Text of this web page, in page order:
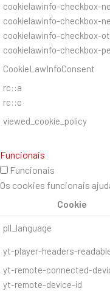
cookielawinfo-checkbox-
cookielawinfo-checkbox-
cookielawinfo-checkbox-
cookielawinfo-checkbox-
CookieLawInfoConsent
rc::a
rc::c
viewed_cookie_policy
Funcionais
Funcionais
Os cookies funcionais
Cookie
pll_language
yt-player-headers-
yt-remote-connected-
yt-remote-device-id